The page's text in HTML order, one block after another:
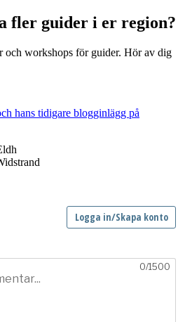
fler guider i er region?
och workshops för guider. Hör av dig
hans tidigare blogginlägg på